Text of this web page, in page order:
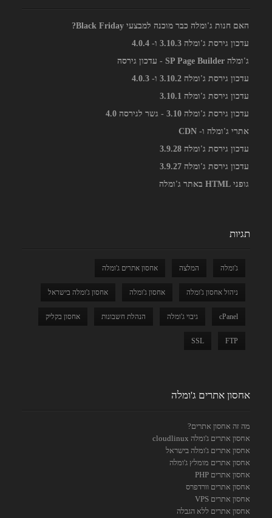
האם חנות ג'ומלה כבר מוכנה למבצעי Black Friday?
עדכון גירסת ג'ומלה 3.10.3 ו- 4.0.4
ג'ומלה SP Page Builder - עדכון גירסה
עדכון גירסת ג'ומלה 3.10.2 ו- 4.0.3
עדכון גירסת ג'ומלה 3.10.1
עדכון גירסת ג'ומלה 3.10 - גשר לגירסה 4.0
אתרי ג'ומלה ו- CDN
עדכון גירסת ג'ומלה 3.9.28
עדכון גירסת ג'ומלה 3.9.27
גופני HTML באתר ג'ומלה
תגיות
ג'ומלה המלצה אחסון אתרים ג'ומלה
ניהול אחסון ג'ומלה אחסון ג'ומלה אחסון ג'ומלה בישראל
cPanel גיבוי ג'ומלה הנהלת חשבונות אחסון בקליק
FTP
SSL
אחסון אתרים ג'ומלה
מה זה אחסון אתרים?
אחסון אתרים ג'ומלה cloudlinux
אחסון אתרים ג'ומלה בישראל
אחסון אתרים מומלץ ג'ומלה
אחסון אתרים PHP
אחסון אתרים וורדפרס
אחסון אתרים VPS
אחסון אתרים ללא הגבלה